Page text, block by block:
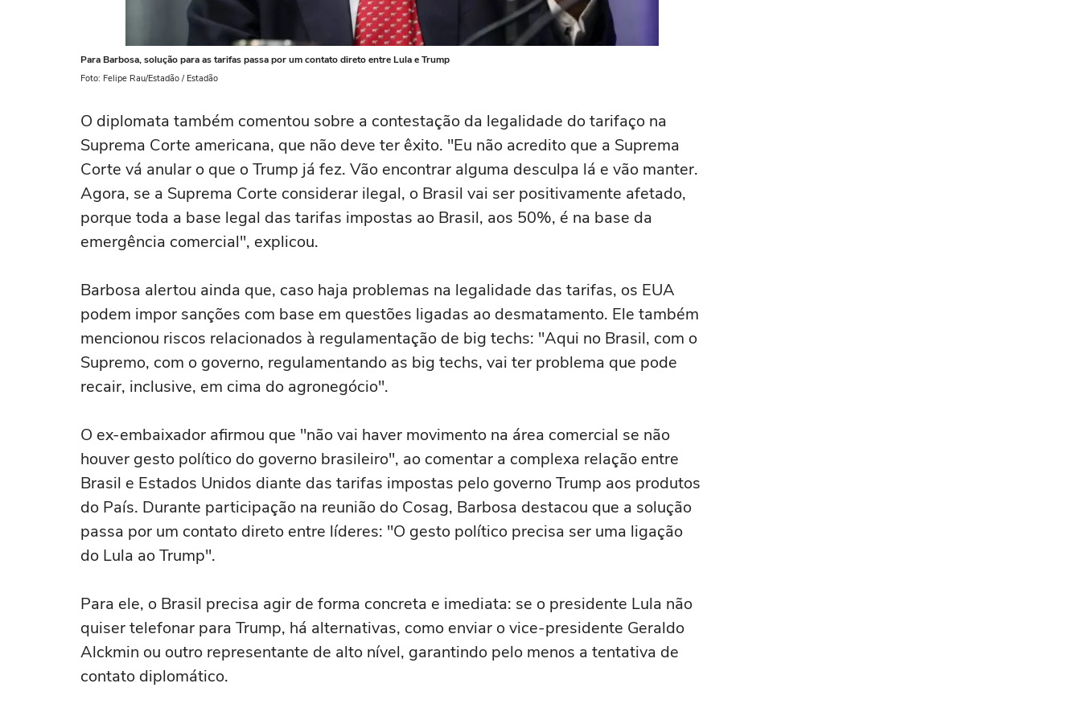
Para Barbosa, solução para as tarifas passa por um contato direto entre Lula e Trump
Foto: Felipe Rau/Estadão / Estadão
O diplomata também comentou sobre a contestação da legalidade do tarifaço na
Suprema Corte americana, que não deve ter êxito. "Eu não acredito que a Suprema
Corte vá anular o que o Trump já fez. Vão encontrar alguma desculpa lá e vão manter.
Agora, se a Suprema Corte considerar ilegal, o Brasil vai ser positivamente afetado,
porque toda a base legal das tarifas impostas ao Brasil, aos 50%, é na base da
emergência comercial", explicou.
Barbosa alertou ainda que, caso haja problemas na legalidade das tarifas, os EUA
podem impor sanções com base em questões ligadas ao desmatamento. Ele também
mencionou riscos relacionados à regulamentação de big techs: "Aqui no Brasil, com o
Supremo, com o governo, regulamentando as big techs, vai ter problema que pode
recair, inclusive, em cima do agronegócio".
O ex-embaixador afirmou que "não vai haver movimento na área comercial se não
houver gesto político do governo brasileiro", ao comentar a complexa relação entre
Brasil e Estados Unidos diante das tarifas impostas pelo governo Trump aos produtos
do País. Durante participação na reunião do Cosag, Barbosa destacou que a solução
passa por um contato direto entre líderes: "O gesto político precisa ser uma ligação
do Lula ao Trump".
Para ele, o Brasil precisa agir de forma concreta e imediata: se o presidente Lula não
quiser telefonar para Trump, há alternativas, como enviar o vice-presidente Geraldo
Alckmin ou outro representante de alto nível, garantindo pelo menos a tentativa de
contato diplomático.